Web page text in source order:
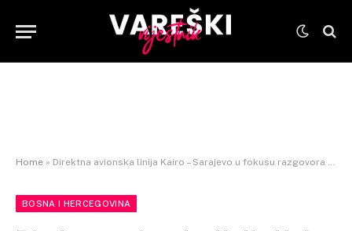
Home » Direktna avionska linija Kairo – Sarajevo u fokusu razgovora premijera Uka i ambasadora Egipta
BOSNA I HERCEGOVINA